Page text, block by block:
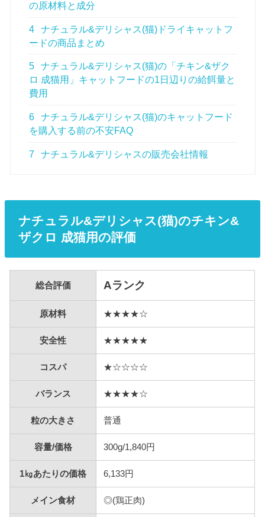
の原材料と成分
4
ナチュラル&デリシャス(猫)ドライキャットフ
ードの商品まとめ
5
ナチュラル&デリシャス(猫)の「チキン&ザク
ロ 成猫用」キャットフードの1日辺りの給餌量と
費用
6
ナチュラル&デリシャス(猫)のキャットフード
を購入する前の不安FAQ
7 ナチュラル&デリシャスの販売会社情報
ナチュラル&デリシャス(猫)のチキン&
ザクロ 成猫用の評価
総合評価 Aランク
原材料 ★★★★☆
安全性 ★★★★★
コスパ ★☆☆☆☆
バランス ★★★★☆
粒の大きさ 普通
容量/価格 300g/1,840円
1㎏あたりの価格 6,133円
メイン食材 ◎(鶏正肉)